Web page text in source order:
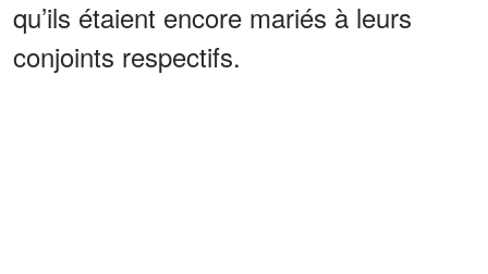
qu’ils étaient encore mariés à leurs
conjoints respectifs.